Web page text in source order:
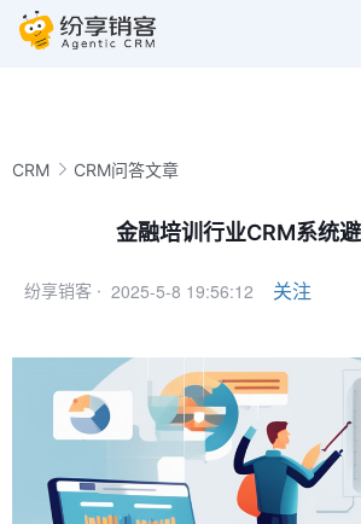
CRM CRM问答文章
金融培训行业CRM系统
纷享销客 · 2025-5-8 19:56:12 关注